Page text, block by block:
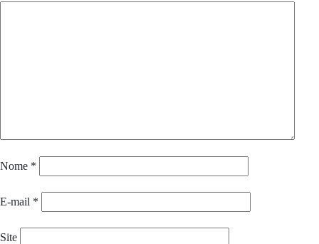
Nome *
E-mail *
Site